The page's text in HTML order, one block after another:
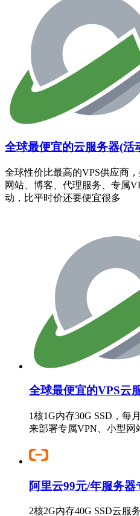
全球最便宜的云服务器(活
全球性价比最高的VPS供应商
网站、博客、代理服务、专属
动，比平时价还要便宜很多
全球最便宜的VPS云
1核1G内存30G SSD，每
来部署专属VPN、小型网
阿里云99元/年服务
2核2G内存40G SSD云服